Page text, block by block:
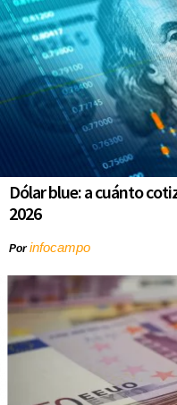
Dólar blue: a cuánto
2026
Porinfocampo